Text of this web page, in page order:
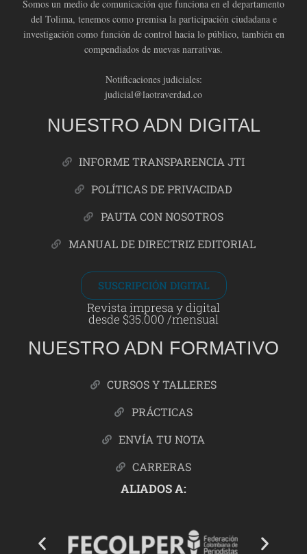
Somos un medio de comunicación que funciona en el departamento
del Tolima, tenemos como premisa la participación ciudadana e
investigación como función de control hacia lo público, también en
compendiados de nuevas narrativas.
Notificaciones judiciales:
judicial@laotraverdad.co
NUESTRO ADN DIGITAL
INFORME TRANSPARENCIA JTI
POLÍTICAS DE PRIVACIDAD
PAUTA CON NOSOTROS
MANUAL DE DIRECTRIZ EDITORIAL
SUSCRIPCIÓN DIGITAL
Revista impresa y digital
desde $35.000 /mensual
NUESTRO ADN FORMATIVO
CURSOS Y TALLERES
PRÁCTICAS
ENVÍA TU NOTA
CARRERAS
ALIADOS A: